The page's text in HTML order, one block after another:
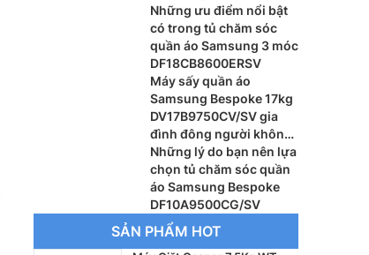
DF24CB9900CRSV
Những ưu điểm nổi bật
có trong tủ chăm sóc
quần áo Samsung 3 móc
DF18CB8600ERSV
Máy sấy quần áo
Samsung Bespoke 17kg
DV17B9750CV/SV gia
đình đông người không
nên bỏ qua
Những lý do bạn nên lựa
chọn tủ chăm sóc quần
áo Samsung Bespoke
DF10A9500CG/SV
SẢN PHẨM HOT